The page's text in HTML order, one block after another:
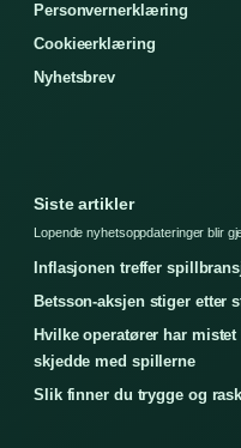
Personvernerklæring
Cookieerklæring
Nyhetsbrev
Siste artikler
Lopende nyhetsoppdateringer blir
Inflasjonen treffer
Betsson-aksjen stiger etter
Hvilke operatører har
skjedde med spillerne
Slik finner du trygge og